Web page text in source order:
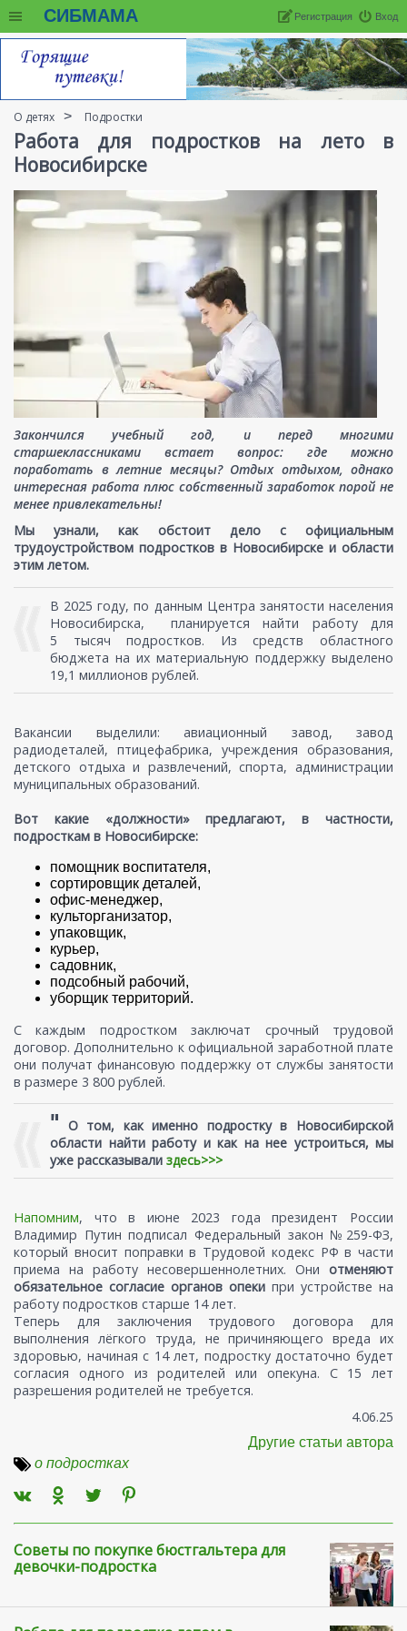
СИБМАМА Вход
Регистрация
О детях Подростки
Работа для подростков на лето в
Новосибирске
Закончился учебный год, и перед многими
старшеклассниками встает вопрос: где можно
поработать в летние месяцы? Отдых отдыхом, однако
интересная работа плюс собственный заработок порой не
менее привлекательны!
Мы узнали, как обстоит дело с официальным
трудоустройством подростков в Новосибирске и области
этим летом.
В 2025 году, по данным Центра занятости населения
Новосибирска, планируется найти работу для
5 тысяч подростков.
Из средств областного
бюджета на их материальную поддержку выделено
19,1 миллионов рублей.
Вакансии выделили: авиационный завод, завод
радиодеталей, птицефабрика, учреждения образования,
детского отдыха и развлечений, спорта, администрации
муниципальных образований.
Вот какие «должности» предлагают, в частности,
подросткам в Новосибирске:
помощник воспитателя,
сортировщик деталей,
офис-менеджер,
культорганизатор,
упаковщик,
курьер,
садовник,
подсобный рабочий,
уборщик территорий.
С каждым подростком заключат срочный трудовой
договор. Дополнительно к официальной заработной плате
они получат финансовую поддержку от службы занятости
в размере 3 800 рублей.
" О том, как именно подростку в Новосибирской
области найти работу и как на нее устроиться, мы
уже рассказывали здесь>>>
Напомним, что в июне 2023 года президент России
Владимир Путин подписал Федеральный закон №259-ФЗ,
который вносит поправки в Трудовой кодекс РФ в части
приема на работу несовершеннолетних. Они отменяют
обязательное согласие органов опеки при устройстве на
работу подростков старше 14 лет.
Теперь для заключения трудового договора для
выполнения лёгкого труда, не причиняющего вреда их
здоровью, начиная с 14 лет, подростку достаточно будет
согласия одного из родителей или опекуна. С 15 лет
разрешения родителей не требуется.
4.06.25
Другие статьи автора
о подростках
Советы по покупке бюстгальтера для
девочки-подростка